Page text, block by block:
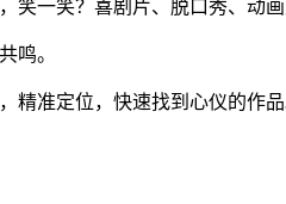
一笑？喜剧片、脱口秀、动画
鸣。
准定位，快速找到心仪的作